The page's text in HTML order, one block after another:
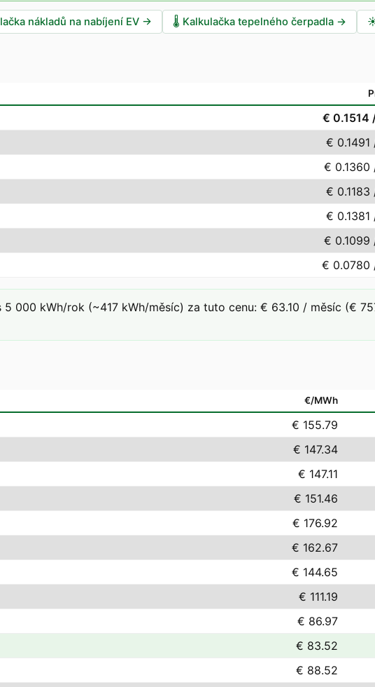
nákladů na nabíjení EV → 🌡️ Kalkulačka tepelného čerpadla →
€ 0.1514
€ 0.1491
€ 0.1360
€ 0.1183
€ 0.1381
€ 0.1099
€ 0.0780
000 kWh/rok (~417 kWh/měsíc) za tuto cenu: € 63.10 / měsíc (€
€/MWh
€ 155.79
€ 147.34
€ 147.11
€ 151.46
€ 176.92
€ 162.67
€ 144.65
€ 111.19
€ 86.97
€ 83.52
€ 88.52